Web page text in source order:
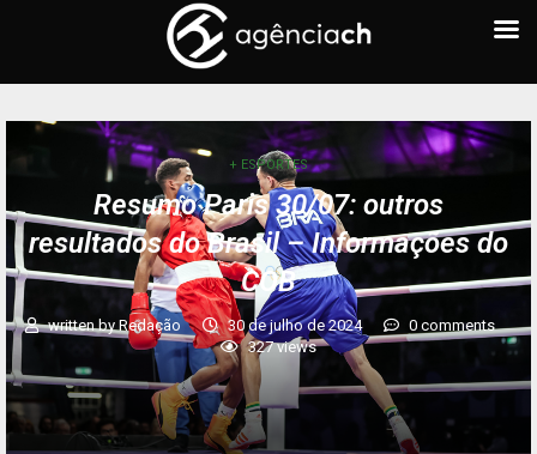
+ ESPORTES
Resumo Paris 30/07: outros
resultados do Brasil – Informações do
COB
written byRedação 30 de julho de 2024
0 comments
327views